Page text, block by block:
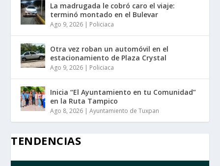
La madrugada le cobró caro el viaje:
terminó montado en el Bulevar
Ago 9, 2026 | Policiaca
Otra vez roban un automóvil en el
estacionamiento de Plaza Crystal
Ago 9, 2026 | Policiaca
Inicia “El Ayuntamiento en tu Comunidad”
en la Ruta Tampico
Ago 8, 2026 |Ayuntamiento de Tuxpan
TENDENCIAS